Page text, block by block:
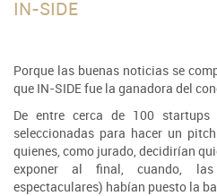
IN-SIDE
Porque las buenas noticias se
que IN-SIDE fue la ganadora del
De entre cerca de 100
seleccionadas para hacer un
quienes, como jurado, decidirían
exponer al final, cuando,
espectaculares) habían puesto la